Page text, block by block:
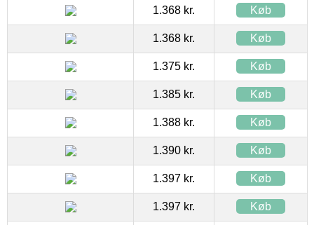
1.368 kr. Køb
1.368 kr. Køb
1.375 kr. Køb
1.385 kr. Køb
1.388 kr. Køb
1.390 kr. Køb
1.397 kr. Køb
1.397 kr. Køb